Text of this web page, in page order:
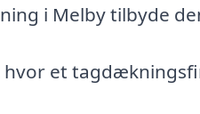
i Melby tilbyde
hvor et